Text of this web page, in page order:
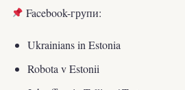
Facebook-групи:
Ukrainians in Estonia
Robota v Estonii